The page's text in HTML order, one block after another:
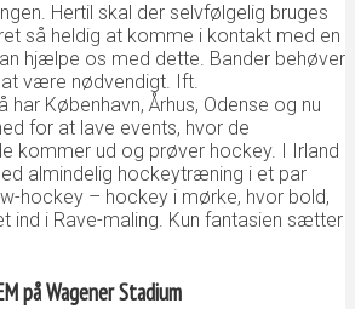
Hertil skal der selvfølgelig bruges
så heldig at komme i kontakt med en
hjælpe os med dette. Bander behøver
være nødvendigt. Ift.
har København, Århus, Odense og nu
for at lave events, hvor de
kommer ud og prøver hockey. I Irland
almindelig hockeytræning i et par
hockey – hockey i mørke, hvor bold,
ind i Rave-maling. Kun fantasien sætter
på Wagener Stadium